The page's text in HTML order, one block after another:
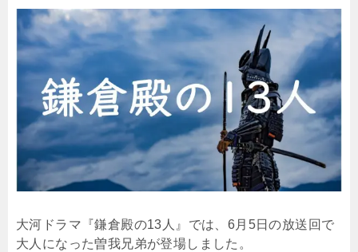
大河ドラマ『鎌倉殿の13 人』では、 6月 5日の放送回で
大人になった曽我兄弟が登場しました。